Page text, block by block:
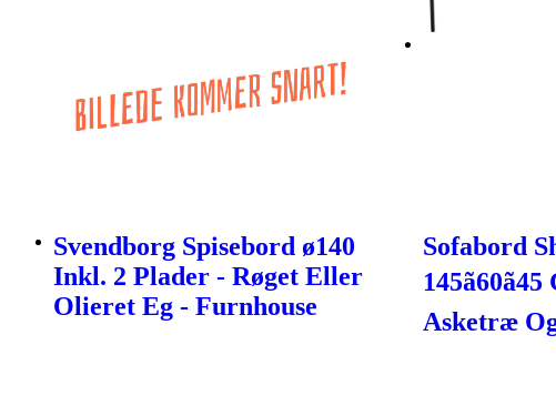
Svendborg Spisebord ø140
Inkl. 2 Plader - Røget Eller
Olieret Eg - Furnhouse
Sofabord
Asketræ